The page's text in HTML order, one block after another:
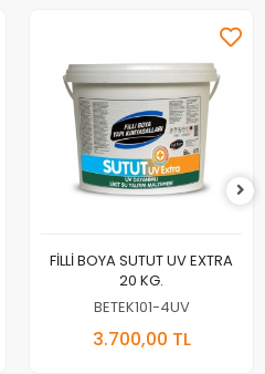
FİLLİ BOYA SUTUT UV EXTRA
20 KG.
BETEK101-4UV
3.700,00 TL